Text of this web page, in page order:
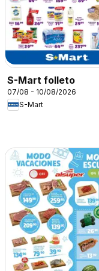
S-Mart folleto
07/08 - 10/08/2026
S-Mart